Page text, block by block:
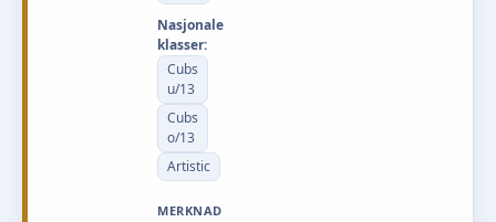
Nasjonale
klasser:
Cubs
u/13
Cubs
o/13
Artistic
MERKNAD